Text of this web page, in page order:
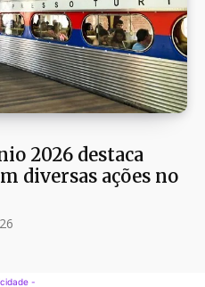
2026 destaca
diversas ações no
-